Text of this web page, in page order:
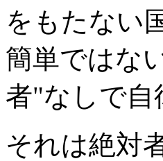
をもたない
簡単ではな
者"なしで自
それは絶対